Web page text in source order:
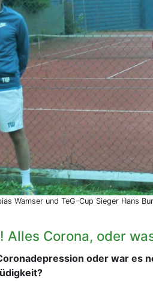
Wamser und TeG-Cup Sieger Hans
Alles Corona, oder
oder war es